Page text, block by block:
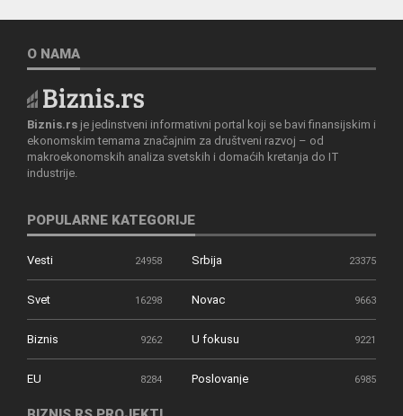
O NAMA
Biznis.rs je jedinstveni informativni portal koji se bavi finansijskim i
ekonomskim temama značajnim za društveni razvoj – od
makroekonomskih analiza svetskih i domaćih kretanja do IT
industrije.
POPULARNE KATEGORIJE
Vesti 24958 Srbija 23375
Svet 16298 Novac 9663
Biznis 9262 U fokusu 9221
EU 8284 Poslovanje 6985